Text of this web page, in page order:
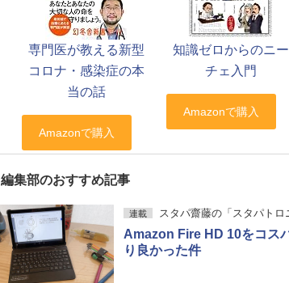
専門医が教える新型
コロナ・感染症の本
当の話
知識ゼロからのニー
チェ入門
編集部のおすすめ記事
連載 スタパ齋藤の「スタパトロ
Amazon Fire HD 10をコス
り良かった件